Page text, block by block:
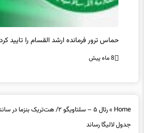
حماس ترور فرمانده ارشد القسام را تایید کرد
8 ماه پیش
Home
»
رئال ۵ – سلتاویگو ۲/ هت‌تریک
جدول لالیگا رساند